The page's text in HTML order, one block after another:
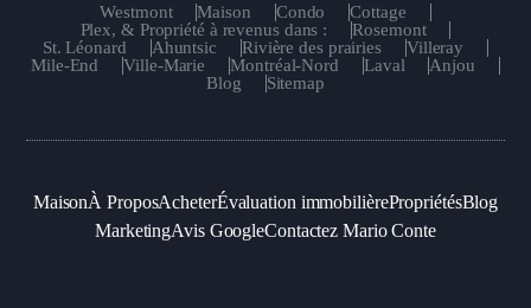
Westmont Maison Condo
Cottage
Plex, & Propriété à revenus dans :
Rosemont
St. Léonard
Ahuntsic Rivière des prairies
Villeray
Mile-End
Ville-Marie Montréal-Nord Laval
Anjou
Blog
Sitemap
MaisonÀ ProposAcheterÉvaluation immobilièrePropriétésBlog
MarketingAvis GoogleContactez Mario Conte